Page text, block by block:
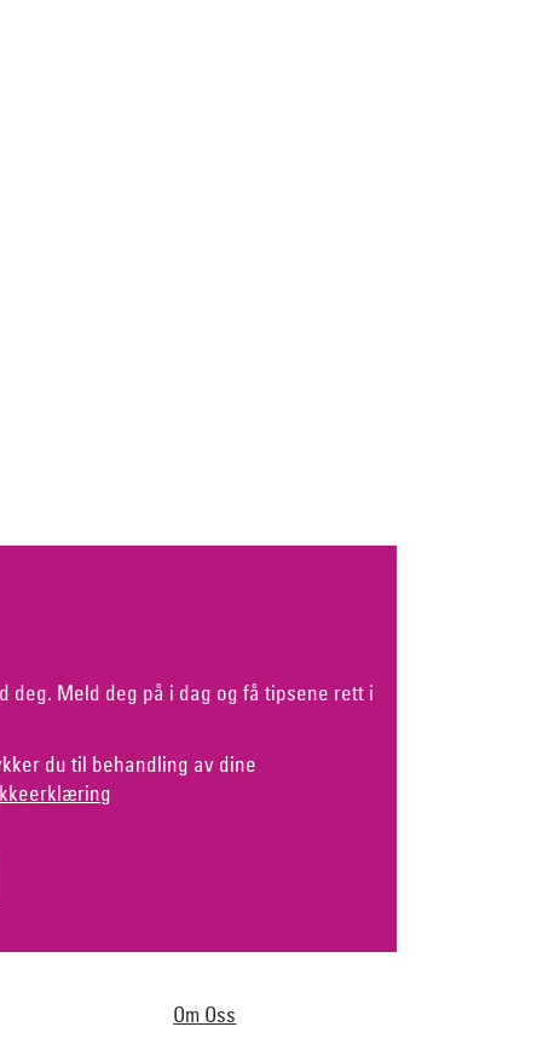
deg. Meld deg på i dag og få tipsene rett i
du til behandling av dine
Om Oss